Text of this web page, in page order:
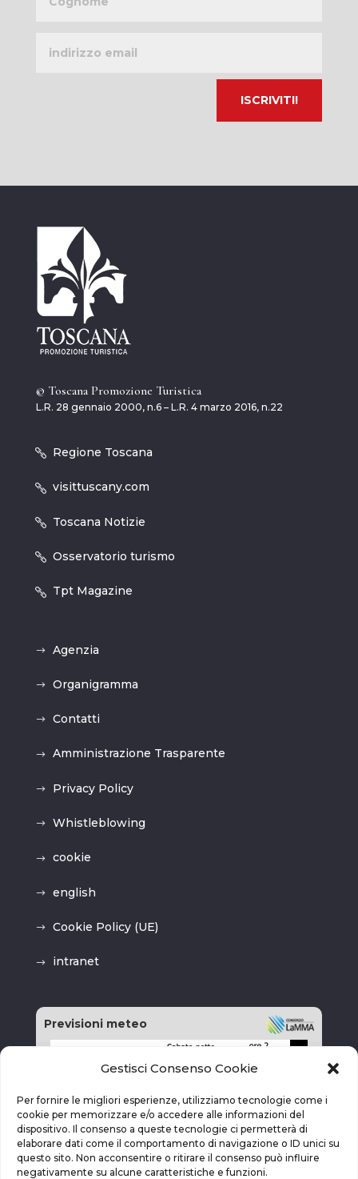
Gestisci Consenso Cookie
Per fornire le migliori esperienze, utilizziamo tecnologie come i
cookie per memorizzare e/o accedere alle informazioni del
dispositivo. Il consenso a queste tecnologie ci permetterà di
elaborare dati come il comportamento di navigazione o ID unici su
questo sito. Non acconsentire o ritirare il consenso può influire
negativamente su alcune caratteristiche e funzioni.
email
© Toscana Promozione Turistica
L.R. 28 gennaio 2000, n.6 – L.R. 4 marzo 2016, n.22
Regione Toscana
visittuscany.com
Toscana Notizie
Osservatorio turismo
Tpt Magazine
Agenzia
Organigramma
Contatti
Amministrazione Trasparente
Privacy Policy
Whistleblowing
cookie
english
Cookie Policy (UE)
intranet
Previsioni meteo